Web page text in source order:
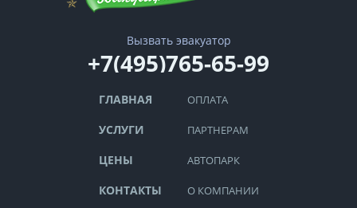
Вызвать эвакуатор
+7(495)765-65-99
ГЛАВНАЯ
УСЛУГИ
ЦЕНЫ
КОНТАКТЫ
ОПЛАТА
ПАРТНЕРАМ
АВТОПАРК
О КОМПАНИИ